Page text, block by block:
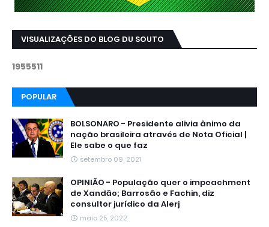
VISUALIZAÇÕES DO BLOG DU SOUTO
1955511
POPULAR
BOLSONARO - Presidente alivia ânimo da
nação brasileira através de Nota Oficial |
Ele sabe o que faz
setembro 09, 2021
OPINIÃO - População quer o impeachment
de Xandāo; Barrosão e Fachin, diz
consultor jurídico da Alerj
maio 25, 2022